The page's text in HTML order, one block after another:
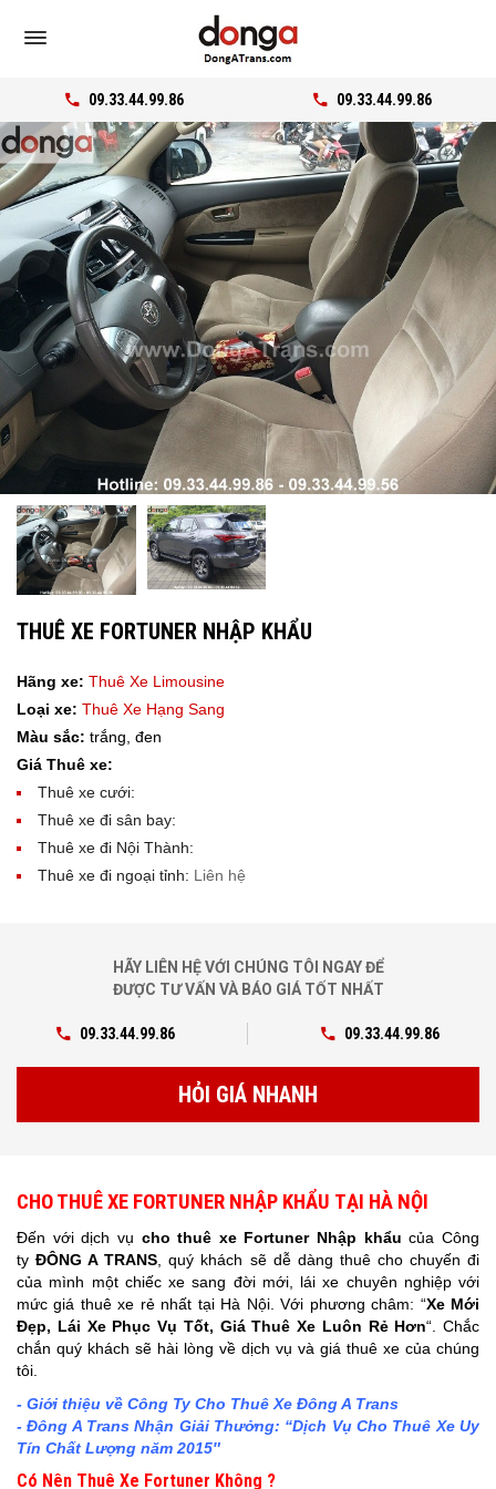
09.33.44.99.86 09.33.44.99.86
THUÊ XE FORTUNER NHẬP KHẨU
Hãng xe: Thuê Xe Limousine
Loại xe: Thuê Xe Hạng Sang
Màu sắc: trắng, đen
Giá Thuê xe:
Thuê xe cưới:
Thuê xe đi sân bay:
Thuê xe đi Nội Thành:
Thuê xe đi ngoại tỉnh: Liên hệ
HÃY LIÊN HỆ VỚI CHÚNG TÔI NGAY ĐỂ
ĐƯỢC TƯ VẤN VÀ BÁO GIÁ TỐT NHẤT
09.33.44.99.86 09.33.44.99.86
HỎI GIÁ NHANH
CHO THUÊ XE FORTUNER NHẬP KHẨU TẠI HÀ NỘI
Đến với dịch vụ cho thuê xe Fortuner Nhập khẩucủa Công
tyĐÔNG A TRANS , quý khách sẽ dễ dàng thuê cho chuyến đi
của mình một chiếc xe sang đời mới, lái xe chuyên nghiệp với
mức giá thuê xe rẻ nhất tại Hà Nội. Với phương châm: “Xe Mới
Đẹp, Lái Xe Phục Vụ Tốt, Giá Thuê Xe Luôn Rẻ Hơn“. Chắc
chắn quý khách sẽ hài lòng về dịch vụ và giá thuê xe của chúng
tôi.
- Giới thiệu về Công Ty Cho Thuê Xe Đông A Trans
- Đông A Trans Nhận Giải Thưởng: “Dịch Vụ Cho Thuê Xe Uy
Tín Chất Lượng năm 2015″
Có Nên Thuê Xe Fortuner Không ?